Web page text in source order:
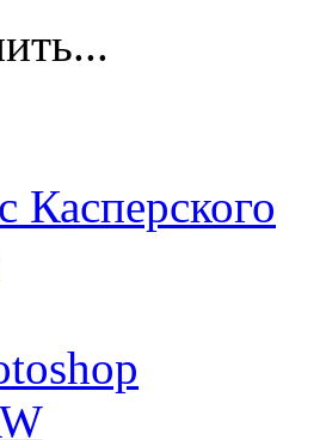
Касперского